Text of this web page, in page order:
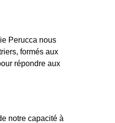
Perucca nous
formés aux
répondre aux
notre capacité à